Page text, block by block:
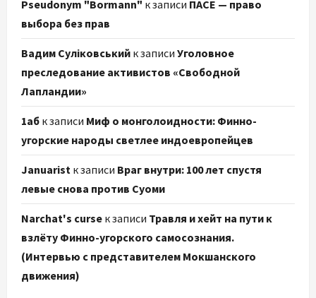
Pseudonym "Bormann" к записи ПАСЕ — право
выбора без прав
Вадим Суліковський к записи Уголовное
преследование активистов «Свободной
Лапландии»
1аб к записи Миф о монголоидности: Финно-
угорские народы светлее индоевропейцев
Januarist к записи Враг внутри: 100 лет спустя
левые снова против Суоми
Narchat's curse к записи Травля и хейт на пути к
взлёту Финно-угорского самосознания.
(Интервью с представителем Мокшанского
движения)